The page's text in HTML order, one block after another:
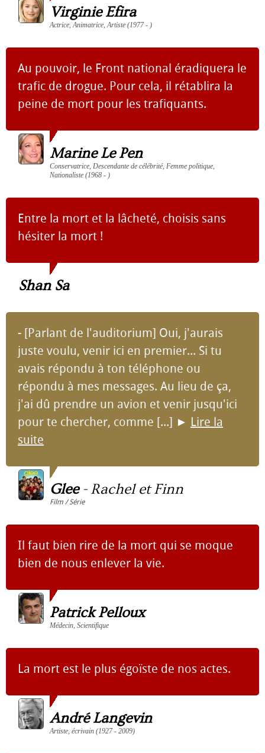
Virginie Efira
Actrice, Animatrice, Artiste (1977 - )
Au pouvoir, le Front national éradiquera le
trafic de drogue. Pour cela, il rétablira la
peine de mort pour les trafiquants.
Marine Le Pen
Conservatrice, Descendante de célébrité, Femme politique,
Nationaliste (1968 - )
Entre la mort et la lâcheté, choisis sans
hésiter la mort !
Shan Sa
- [Parlant de l'auditorium] Oui, j'aurais
juste voulu, venir ici en premier... Si tu
avais répondu à ton téléphone ou
répondu à mes messages. Au lieu de ça,
j'ai dû prendre un avion et venir jusqu'ici
pour te chercher, comme [...] ► Lire la
suite
Glee- Rachel et Finn
Film / Série
Il faut bien rire de la mort qui se moque
bien de nous enlever la vie.
Patrick Pelloux
Médecin, Scientifique
La mort est le plus égoïste de nos actes.
André Langevin
Artiste, écrivain (1927 - 2009)